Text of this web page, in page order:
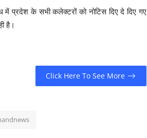
में प्रदेश के सभी कलेक्टरों को नोटिस दिए दे दिए गए
है।
Click Here To See More